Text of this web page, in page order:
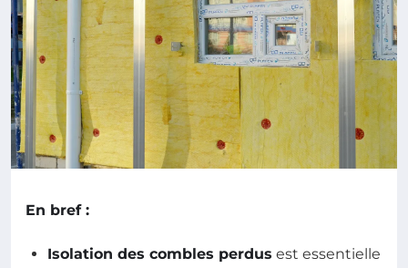
En bref :
Isolation des combles perdus est essentielle